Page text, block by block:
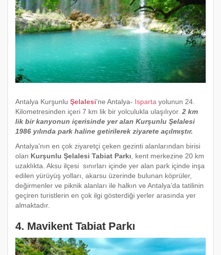
Antalya Kurşunlu Şelalesi'ne Antalya- Isparta yolunun 24.
Kilometresinden içeri 7 km lik bir yolculukla ulaşılıyor. 2 km
lik bir kanyonun içerisinde yer alan Kurşunlu Şelalesi
1986 yılında park haline getirilerek ziyarete açılmıştır.
Antalya'nın en çok ziyaretçi çeken gezinti alanlarından birisi
olan Kurşunlu Şelalesi Tabiat Parkı, kent merkezine 20 km
uzaklıkta. Aksu ilçesi sınırları içinde yer alan park içinde inşa
edilen yürüyüş yolları, akarsu üzerinde bulunan köprüler,
değirmenler ve piknik alanları ile halkın ve Antalya’da tatilinin
geçiren turistlerin en çok ilgi gösterdiği yerler arasında yer
almaktadır.
4. Mavikent Tabiat Parkı